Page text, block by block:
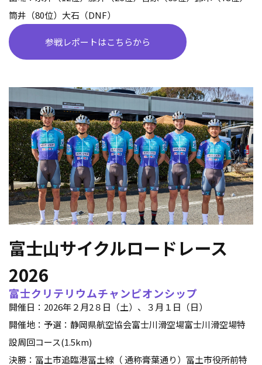
筒井（80位）大石（DNF）
参戦レポートはこちらから
富士山サイクルロードレース
2026
富士クリテリウムチャンピオンシップ
開催日：2026年２月2８日（土）、３月１日（日）
開催地：予選：静岡県航空協会富士川滑空場富士川滑空場特
設周回コース(1.5km)
決勝：冨土市追臨港冨土線（ 通称膏葉通り）冨土市役所前特